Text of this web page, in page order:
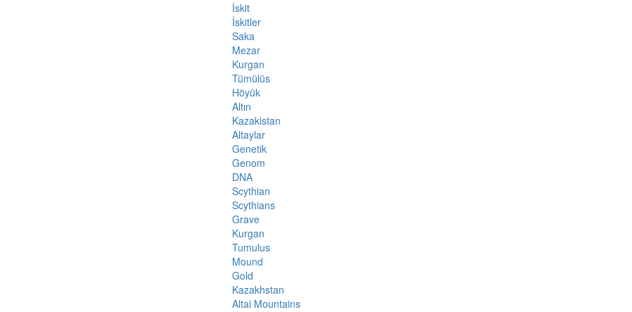
İskit
İskitler
Saka
Mezar
Kurgan
Tümülüs
Höyük
Altın
Kazakistan
Altaylar
Genetik
Genom
DNA
Scythian
Scythians
Grave
Kurgan
Tumulus
Mound
Gold
Kazakhstan
Altai Mountains